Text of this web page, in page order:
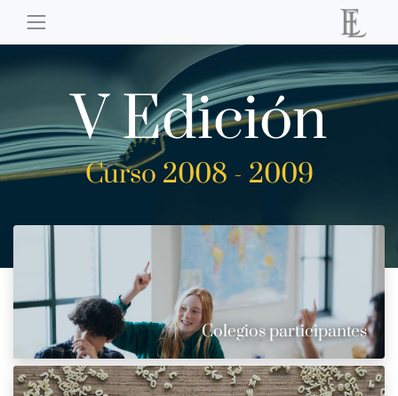
V Edición
Curso 2008 - 2009
Colegios participantes